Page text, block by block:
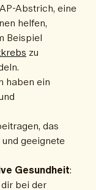
Abstrich, eine
helfen,
Beispiel
zu
haben ein
das
geeignete
Gesundheit:
bei der